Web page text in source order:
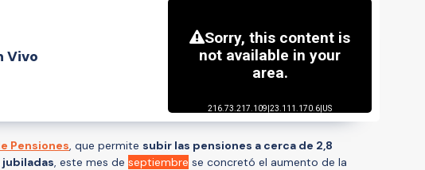
Vivo
Pensiones, que permite subir las pensiones a cerca de 2,8
, este mes de septiembre se concretó el aumento de la